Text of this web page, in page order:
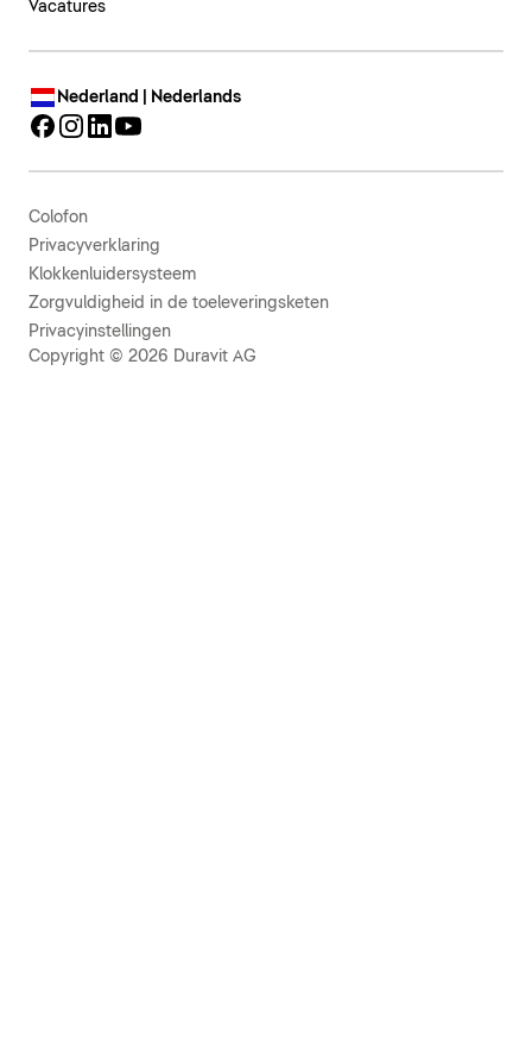
Vacatures
Nederland | Nederlands
Colofon
Privacyverklaring
Klokkenluidersysteem
Zorgvuldigheid in de toeleveringsketen
Privacyinstellingen
Copyright © 2026 Duravit AG